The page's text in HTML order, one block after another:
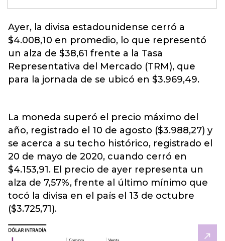
Ayer, la divisa estadounidense cerró a
$4.008,10 en promedio, lo que representó
un alza de $38,61 frente a la Tasa
Representativa del Mercado (TRM), que
para la jornada de se ubicó en $3.969,49.
La moneda superó el precio máximo del
año, registrado el 10 de agosto ($3.988,27) y
se acerca a su techo histórico, registrado el
20 de mayo de 2020, cuando cerró en
$4.153,91. El precio de ayer representa un
alza de 7,57%, frente al último mínimo que
tocó la divisa en el país el 13 de octubre
($3.725,71).